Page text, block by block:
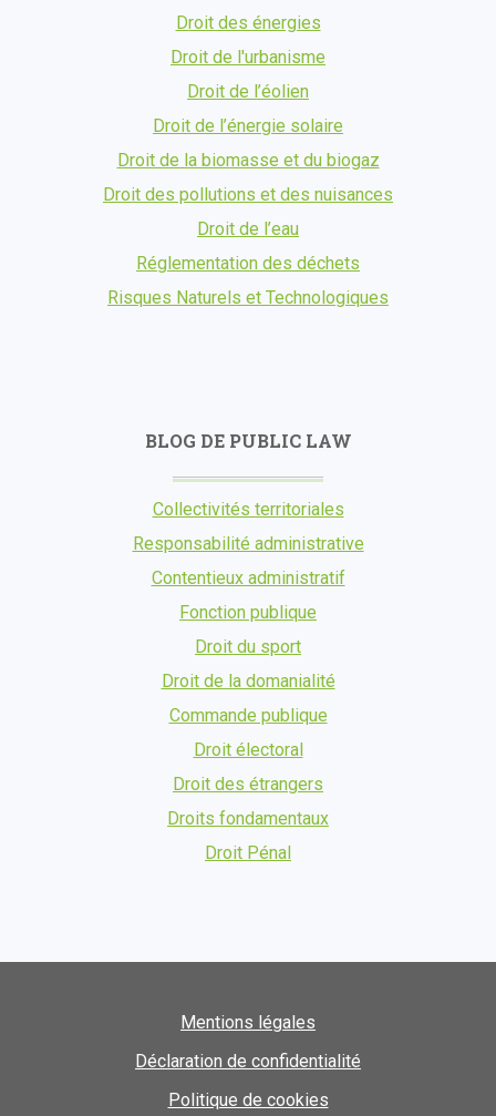
Droit des énergies
Droit de l'urbanisme
Droit de l’éolien
Droit de l’énergie solaire
Droit de la biomasse et du biogaz
Droit des pollutions et des nuisances
Droit de l’eau
Réglementation des déchets
Risques Naturels et Technologiques
BLOG DE PUBLIC LAW
Collectivités territoriales
Responsabilité administrative
Contentieux administratif
Fonction publique
Droit du sport
Droit de la domanialité
Commande publique
Droit électoral
Droit des étrangers
Droits fondamentaux
Droit Pénal
Mentions légales
Déclaration de confidentialité
Politique de cookies